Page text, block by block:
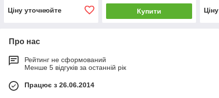
Ціну уточнюйте Купити
Про нас
Рейтинг не сформований
Менше 5 відгуків за останній рік
Працює з 26.06.2014